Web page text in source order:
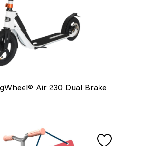
Air 230 Dual Brake